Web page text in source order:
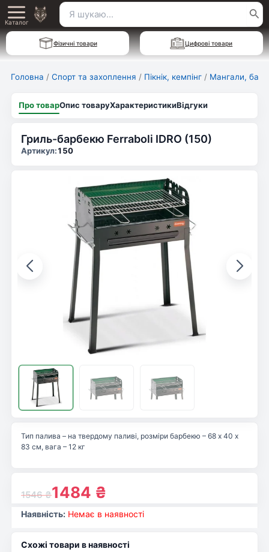
Перейти
до
вмісту
Main
Menu
Каталог
Пошук
для:
Фізичні товари Цифрові товари
Головна / Спорт та захоплення / Пікнік, кемпінг / Мангали,
Про товарОпис товаруХарактеристикиВідгуки
Гриль-барбекю Ferraboli IDRO (150)
Артикул:150
1546₴1484 ₴
Тип палива – на твердому паливі, розміри барбекю – 68 х 40 х
83 см, вага – 12 кг
Наявність: Немає в наявності
Схожі товари в наявності